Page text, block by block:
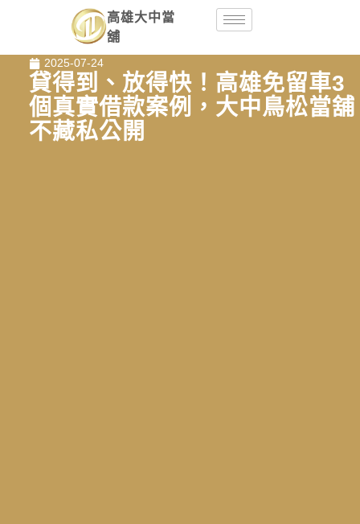
高雄大中當
舖
2025-07-24
貸得到、放得快！高雄免留車3
個真實借款案例，大中鳥松當舖
不藏私公開